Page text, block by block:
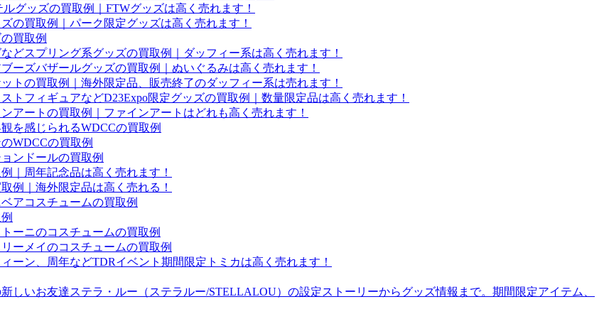
グッズの買取例｜FTWグッズは高く売れます！
の買取例｜パーク限定グッズは高く売れます！
買取例
どスプリング系グッズの買取例｜ダッフィー系は高く売れます！
ーズバザールグッズの買取例｜ぬいぐるみは高く売れます！
トの買取例｜海外限定品、販売終了のダッフィー系は売れます！
フィギュアなどD23Expo限定グッズの買取例｜数量限定品は高く売れます！
アートの買取例｜ファインアートはどれも高く売れます！
を感じられるWDCCの買取例
WDCCの買取例
ンドールの買取例
｜周年記念品は高く売れます！
例｜海外限定品は高く売れる！
アコスチュームの買取例
ーニのコスチュームの買取例
ーメイのコスチュームの買取例
ーン、周年などTDRイベント期間限定トミカは高く売れます！
しいお友達ステラ・ルー（ステラルー/STELLALOU）の設定ストーリーからグッズ情報まで。期間限定アイテム、